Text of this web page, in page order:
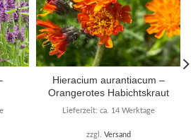
Hieracium aurantiacum –
Orangerotes Habichtskraut
zzgl. Versand
Lieferzeit: ca. 14 Werktage